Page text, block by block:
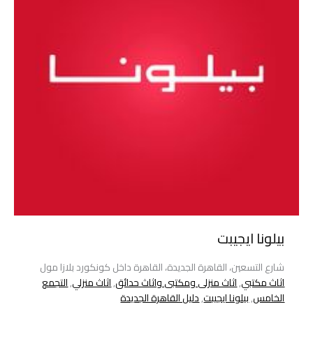
بيلونا ايجيبت
شارع التسعين، القاهرة الجديدة، القاهرة داخل كونكورد بلازا مول
اثاث مكتبي,اثاث منزلى ومكتبى واثاث حدائق,اثاث منزلي,التجمع
الخامس,بيلونا ايجيبت,دليل القاهرة الجديدة